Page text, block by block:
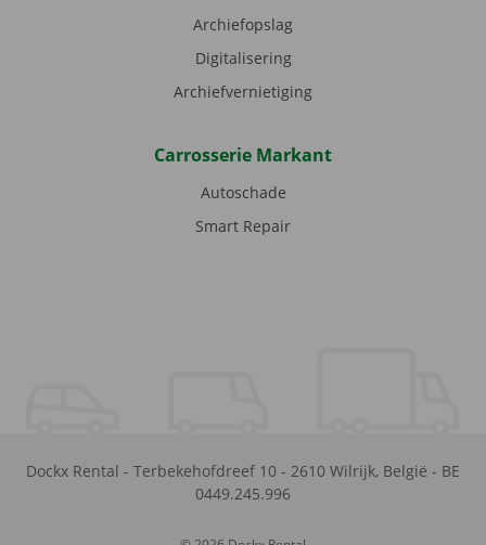
Archiefopslag
Digitalisering
Archiefvernietiging
Carrosserie Markant
Autoschade
Smart Repair
Dockx Rental - Terbekehofdreef 10 - 2610 Wilrijk, België - BE
0449.245.996